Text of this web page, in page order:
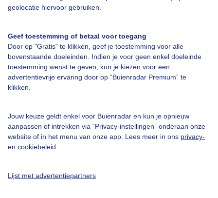
geolocatie hiervoor gebruiken.
Geef toestemming of betaal voor toegang
Door op "Gratis" te klikken, geef je toestemming voor alle
bovenstaande doeleinden. Indien je voor geen enkel doeleinde
toestemming wenst te geven, kun je kiezen voor een
advertentievrije ervaring door op “Buienradar Premium” te
klikken.
Jouw keuze geldt enkel voor Buienradar en kun je opnieuw
aanpassen of intrekken via “Privacy-instellingen” onderaan onze
website of in het menu van onze app. Lees meer in ons privacy-
en cookiebeleid
Lijst met advertentiepartners
Bedrijfsgegevens
Contact
Toegankelijkheid
Gebruikersvoorwaarden
Privacy beleid
Cookie beleid
Gratis weerdata